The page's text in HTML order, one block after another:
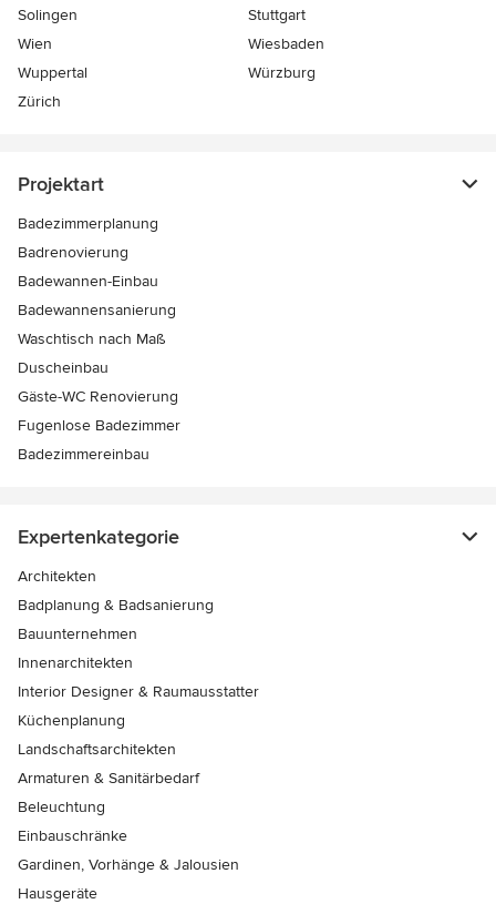
Solingen
Stuttgart
Wien
Wiesbaden
Wuppertal
Würzburg
Zürich
Projektart
Badezimmerplanung
Badrenovierung
Badewannen-Einbau
Badewannensanierung
Waschtisch nach Maß
Duscheinbau
Gäste-WC Renovierung
Fugenlose Badezimmer
Badezimmereinbau
Expertenkategorie
Architekten
Badplanung & Badsanierung
Bauunternehmen
Innenarchitekten
Interior Designer & Raumausstatter
Küchenplanung
Landschaftsarchitekten
Armaturen & Sanitärbedarf
Beleuchtung
Einbauschränke
Gardinen, Vorhänge & Jalousien
Hausgeräte